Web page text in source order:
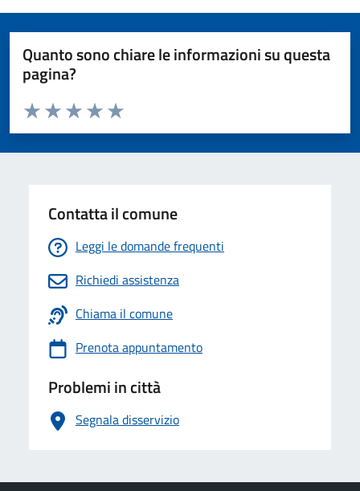
Quanto sono chiare le informazioni su questa
pagina?
Valuta da 1 a 5 stelle la pagina
Valuta 5 stelle su 5
Valuta 4 stelle su 5
Valuta 3 stelle su 5
Valuta 2 stelle su 5
Valuta 1 stelle su 5
Contatta il comune
Leggi le domande frequenti
Richiedi assistenza
Chiama il comune
Prenota appuntamento
Problemi in città
Segnala disservizio